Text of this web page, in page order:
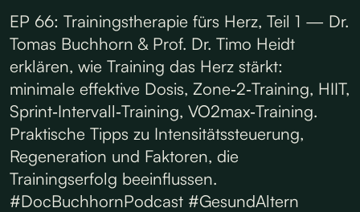
EP 66: Trainingstherapie fürs Herz, Teil 1 — Dr.
Tomas Buchhorn & Prof. Dr. Timo Heidt
erklären, wie Training das Herz stärkt:
minimale effektive Dosis, Zone‑2‑Training, HIIT,
Sprint‑Intervall‑Training, VO2max‑Training.
Praktische Tipps zu Intensitätssteuerung,
Regeneration und Faktoren, die
Trainingserfolg beeinflussen.
#DocBuchhornPodcast #GesundAltern